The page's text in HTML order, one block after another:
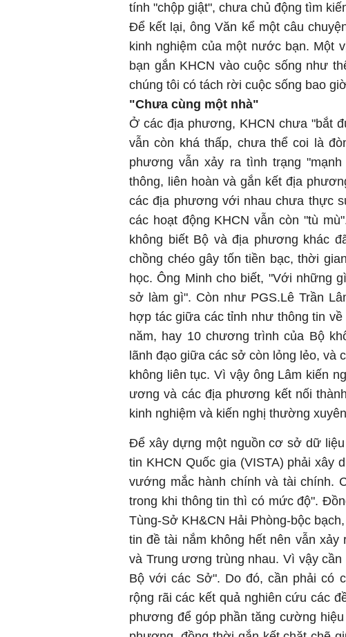
tính "chộp giật", chưa chủ động tìm
Để kết lại, ông Văn kể một câu
kinh nghiệm của một nước bạn. Một
bạn gắn KHCN vào cuộc sống như
chúng tôi có tách rời cuộc sống bao
"Chưa cùng một nhà"
Ở các địa phương, KHCN chưa "bắt
vẫn còn khá thấp, chưa thể coi là
phương vẫn xảy ra tình trạng
thông, liên hoàn và gắn kết địa
các địa phương với nhau chưa thực
các hoạt động KHCN vẫn còn "tù
không biết Bộ và địa phương khác
chồng chéo gây tốn tiền bạc, thời
học. Ông Minh cho biết, "Với những
sở làm gì". Còn như PGS.Lê Trần
hợp tác giữa các tỉnh như thông tin
năm, hay 10 chương trình của Bộ
lãnh đạo giữa các sở còn lỏng lẻo, và
không liên tục. Vì vậy ông Lâm kiến
ương và các địa phương kết nối
kinh nghiệm và kiến nghị thường
Để xây dựng một nguồn cơ sở dữ
tin KHCN Quốc gia (VISTA) phải xây
vướng mắc hành chính và tài chính.
trong khi thông tin thì có mức độ".
Tùng-Sở KH&CN Hải Phòng-bộc
tin đề tài nắm không hết nên vẫn
và Trung ương trùng nhau. Vì vậy
Bộ với các Sở". Do đó, cần phải có
rộng rãi các kết quả nghiên cứu các
phương để góp phần tăng cường